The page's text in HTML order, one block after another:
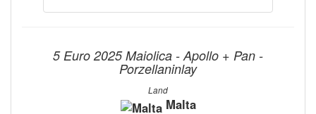
5 Euro 2025 Maiolica - Apollo + Pan -
Porzellaninlay
Land
Malta